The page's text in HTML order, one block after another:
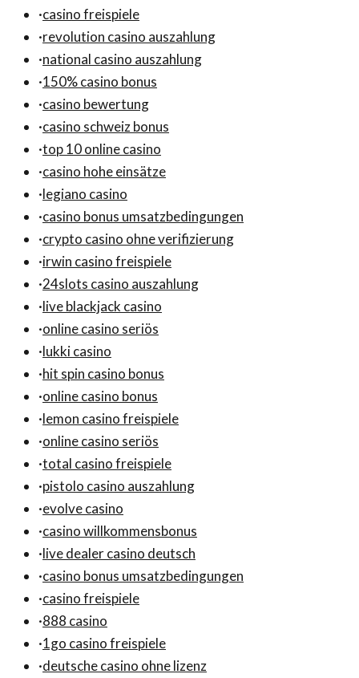
·casino freispiele
·revolution casino auszahlung
·national casino auszahlung
·150% casino bonus
·casino bewertung
·casino schweiz bonus
·top 10 online casino
·casino hohe einsätze
·legiano casino
·casino bonus umsatzbedingungen
·crypto casino ohne verifizierung
·irwin casino freispiele
·24slots casino auszahlung
·live blackjack casino
·online casino seriös
·lukki casino
·hit spin casino bonus
·online casino bonus
·lemon casino freispiele
·online casino seriös
·total casino freispiele
·pistolo casino auszahlung
·evolve casino
·casino willkommensbonus
·live dealer casino deutsch
·casino bonus umsatzbedingungen
·casino freispiele
·888 casino
·1go casino freispiele
·deutsche casino ohne lizenz